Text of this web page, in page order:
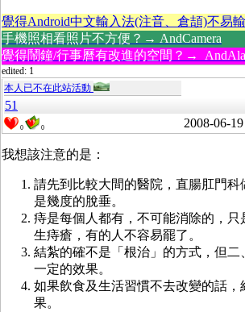
覺得Android中文輸入法(注音、倉頡)不易
手機照相看照片不方便？→ AndCamera
覺得鬧鐘/行事曆有改進的空間？→
edited: 1
本人已不在此站活動
51
0 0 2008-06-19
我想該注意的是：
請先到比較大間的醫院，直腸肛門科
是幾度的脫垂。
痔是每個人都有，不可能消除的，只
生痔瘡，有的人不容易罷了。
結紮的確不是「根治」的方式，但二
一定的效果。
如果飲食及生活習慣不去改變的話，
果。